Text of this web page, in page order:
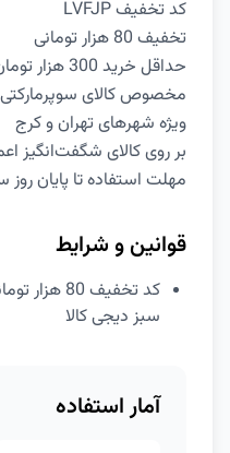
کد تخفیف LVFJP
تخفیف 80 هزار تومانی
حداقل خرید 300 هزار تومان
مخصوص کالای سوپرمارکتی
ویژه شهرهای تهران و کرج
بر روی کالای شگفت‌انگیز
مهلت استفاده تا پایان روز سه‌شنبه
قوانین و شرایط
کد تخفیف
سبز دیجی کالا
آمار استفاده